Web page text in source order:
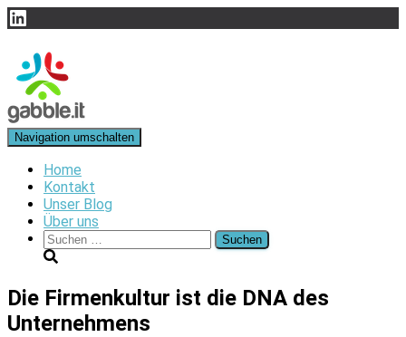
LinkedIn
Navigation umschalten
Home
Kontakt
Unser Blog
Über uns
Suchen
nach:
Die Firmenkultur ist die DNA des
Unternehmens